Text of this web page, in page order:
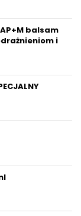
balsam
i